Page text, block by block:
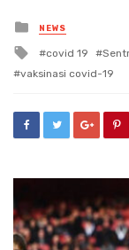
Posted
in
NEWS
Tagged
with
covid 19
vaksinasi covid-19